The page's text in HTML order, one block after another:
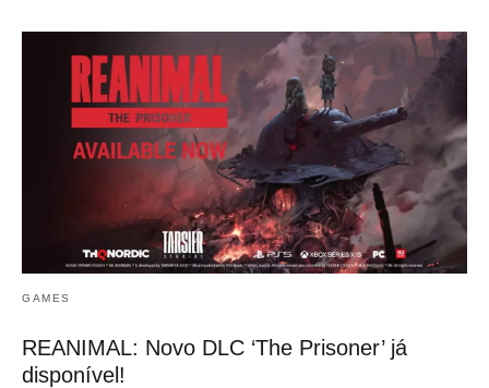
GAMES
REANIMAL: Novo DLC ‘The Prisoner’ já
disponível!